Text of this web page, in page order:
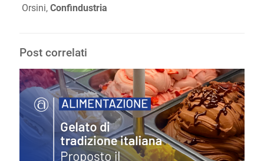
Orsini, Confindustria
Post correlati